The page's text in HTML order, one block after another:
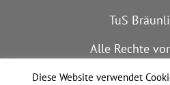
TuS
Alle Rechte
Diese Website verwendet